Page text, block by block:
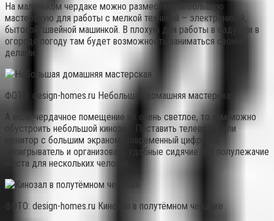
На маленьком чердаке можно разместить небольшую
мастерскую для работы с мелкой техникой – электроникой,
бытовой, швейной машинкой. В плохую для работы в саду или в
огороде погоду там будет возможность заниматься своими
делами.
ФОТО: design-homes.ru Небольшая домашняя мастерская
А если чердачное помещение не очень светлое, то там можно
обустроить небольшой кинозал. Поставить телевизор или
монитор с большим экраном, современный цифровой
проигрыватель и организовать удобные сидячие или полулежачие
места для нескольких человек.
ФОТО: design-homes.ru Кинозал в полутёмном чердаке